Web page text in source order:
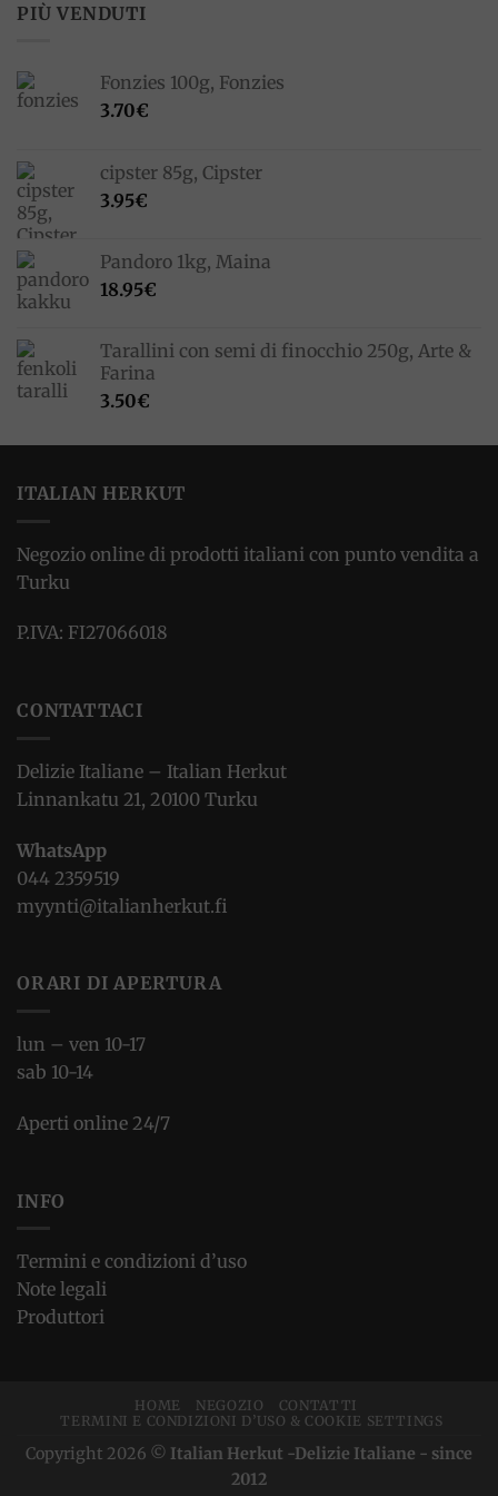
PIÙ VENDUTI
Fonzies 100g, Fonzies
3.70€
cipster 85g, Cipster
3.95€
Pandoro 1kg, Maina
18.95€
Tarallini con semi di finocchio 250g, Arte &
Farina
3.50€
ITALIAN HERKUT
Negozio online di prodotti italiani con punto vendita a
Turku
P.IVA: FI27066018
CONTATTACI
Delizie Italiane – Italian Herkut
Linnankatu 21, 20100 Turku
WhatsApp
044 2359519
myynti@italianherkut.fi
ORARI DI APERTURA
lun – ven 10-17
sab 10-14
Aperti online 24/7
INFO
Termini e condizioni d’uso
Note legali
Produttori
HOME NEGOZIO
CONTATTI
TERMINI E CONDIZIONI D’USO & COOKIE SETTINGS
Copyright 2026 © Italian Herkut -Delizie Italiane - since
2012